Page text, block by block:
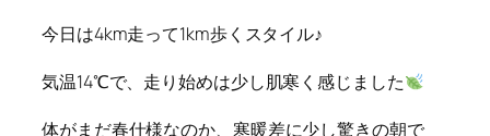
今日は4km走って1km歩くスタイル♪
気温14℃で、走り始めは少し肌寒く感じました
体がまだ春仕様なのか、寒暖差に少し驚きの朝で